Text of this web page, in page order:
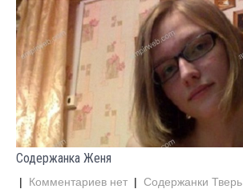
Содержанка Женя
| Комментариев нет | Содержанки Тверь